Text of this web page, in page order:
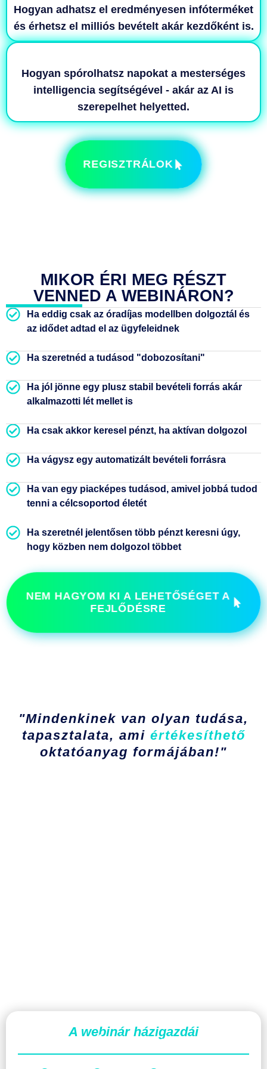
Hogyan adhatsz el eredményesen infóterméket
és érhetsz el milliós bevételt akár kezdőként is.
Hogyan spórolhatsz napokat a mesterséges
intelligencia segítségével - akár az AI is
szerepelhet helyetted.
REGISZTRÁLOK
MIKOR ÉRI MEG RÉSZT
VENNED A WEBINÁRON?
Ha eddig csak az óradíjas modellben dolgoztál és
az idődet adtad el az ügyfeleidnek
Ha szeretnéd a tudásod "dobozosítani"
Ha jól jönne egy plusz stabil bevételi forrás akár
alkalmazotti lét mellet is
Ha csak akkor keresel pénzt, ha aktívan dolgozol
Ha vágysz egy automatizált bevételi forrásra
Ha van egy piacképes tudásod, amivel jobbá tudod
tenni a célcsoportod életét
Ha szeretnél jelentősen több pénzt keresni úgy,
hogy közben nem dolgozol többet
NEM HAGYOM KI A LEHETŐSÉGET A
FEJLŐDÉSRE
"Mindenkinek van olyan tudása,
tapasztalata, ami értékesíthető
oktatóanyag formájában!"
A webinár házigazdái
Nagy Noémi & Csont Attila